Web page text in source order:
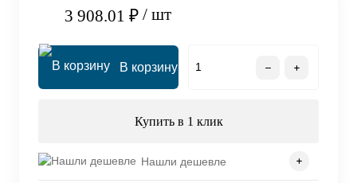
3 908.01 ₽ / шт
В корзину
Купить в 1 клик
Нашли дешевле